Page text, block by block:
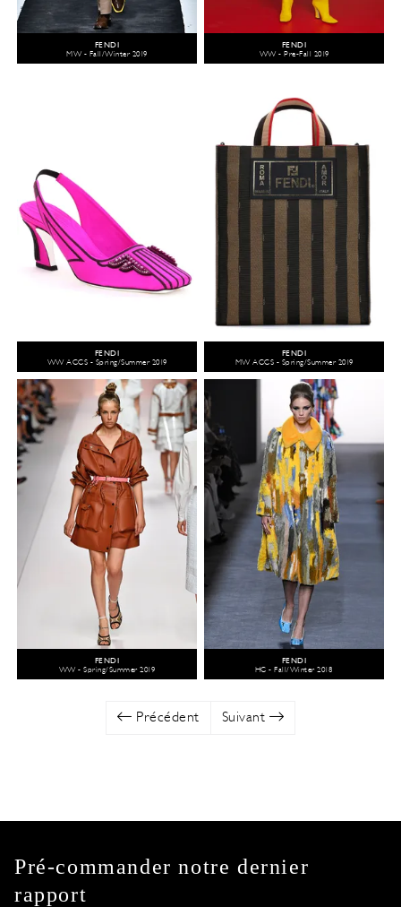
FENDI
MW - Fall/Winter 2019
FENDI
WW - Pre-Fall 2019
FENDI
WW ACCS - Spring/Summer 2019
FENDI
MW ACCS - Spring/Summer 2019
FENDI
WW - Spring/Summer 2019
FENDI
HC - Fall/Winter 2018
Précédent Suivant
Pré-commander notre dernier
rapport